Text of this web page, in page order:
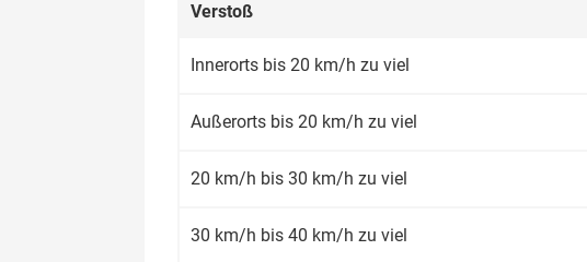
Verstoß
Innerorts bis 20 km/h zu viel
Außerorts bis 20 km/h zu viel
20 km/h bis 30 km/h zu viel
30 km/h bis 40 km/h zu viel